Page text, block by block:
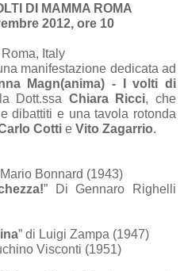
DI MAMMA ROMA
2012, ore 10
Italy
manifestazione dedicata ad
Magn(anima) - I volti di
Dott.ssa Chiara Ricci, che
dibattiti e una tavola rotonda
Cotti e Vito Zagarrio.
Mario Bonnard (1943)
” Di Gennaro Righelli
” di Luigi Zampa (1947)
Visconti (1951)